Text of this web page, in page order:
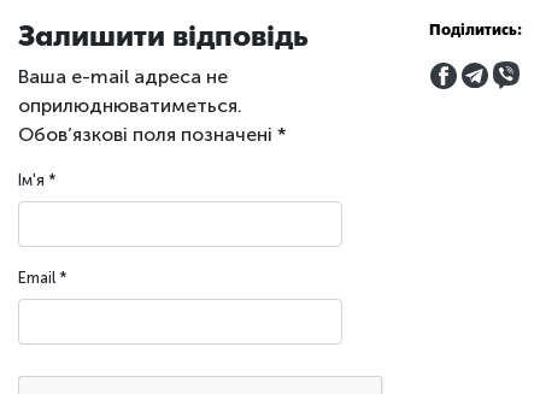
Залишити відповідь
Ваша e-mail адреса не
оприлюднюватиметься.
Обов’язкові поля позначені *
Ім'я *
Email *
Поділитись: